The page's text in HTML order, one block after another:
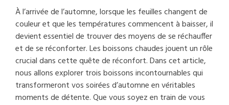
À l’arrivée de l’automne, lorsque les feuilles changent de
couleur et que les températures commencent à baisser, il
devient essentiel de trouver des moyens de se réchauffer
et de se réconforter. Les boissons chaudes jouent un rôle
crucial dans cette quête de réconfort. Dans cet article,
nous allons explorer trois boissons incontournables qui
transformeront vos soirées d’automne en véritables
moments de détente. Que vous soyez en train de vous